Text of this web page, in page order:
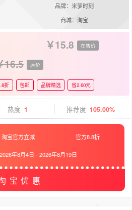
品牌：米萝时刻
商城：淘宝
15.8 在售价
16.5 原价
折 包邮 品牌精选 省2.60元
热度 1 推荐度 105.00%
淘宝官方立减 官方8.8折
2026年8月4日 -2026年8月19日
宝优惠